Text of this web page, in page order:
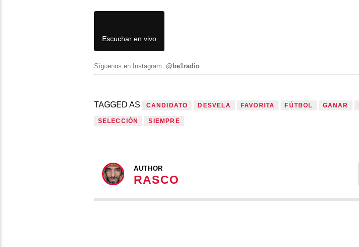
Escuchar en vivo
Síguenos en Instagram: @be1radio
TAGGED AS CANDIDATO DESVELA FAVORITA FÚTBOL GANAR
SELECCIÓN SIEMPRE
AUTHOR
RASCO